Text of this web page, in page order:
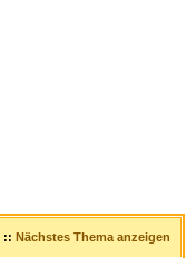
:: Nächstes Thema anzeigen